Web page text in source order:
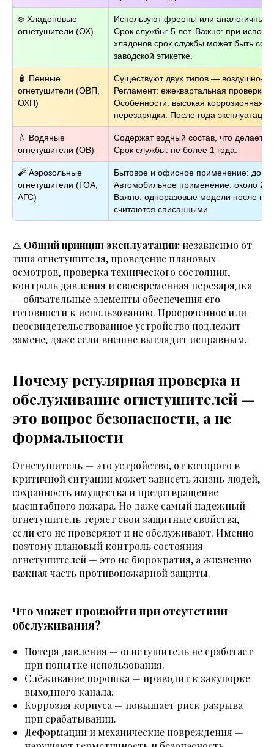
❄️ Хладоновые
огнетушители (ОХ)
Используют фреоны или аналогичные
Срок службы: 5 лет. Важно: при
хладонов срок службы может быть
заводской этикетке.
🧴 Пенные
огнетушители (ОВП,
ОХП)
Существуют двух типов — воздушно-
Регламент: ежеквартальная
Особенности: высокая коррозионная
перезарядки. После года
💧 Водяные
огнетушители (ОВ)
Содержат водный состав, что делает
Срок службы: не более 1 года.
🧨 Аэрозольные
огнетушители (ГОА,
АГС)
Бытовое и офисное применение: до 5
Автомобильное применение: около 2
Важно: одноразовые модели после
считаются списанными.
⚠️ Общий принцип эксплуатации: независимо от
типа огнетушителя, проведение плановых
осмотров, проверка технического состояния,
контроль давления и своевременная перезарядка
— обязательные элементы обеспечения его
готовности к использованию. Просроченное или
неосвидетельствованное устройство подлежит
замене, даже если внешне выглядит исправным.
Почему регулярная проверка и
обслуживание огнетушителей —
это вопрос безопасности, а не
формальности
Огнетушитель — это устройство, от которого в
критичной ситуации может зависеть жизнь людей,
сохранность имущества и предотвращение
масштабного пожара. Но даже самый надежный
огнетушитель теряет свои защитные свойства,
если его не проверяют и не обслуживают. Именно
поэтому плановый контроль состояния
огнетушителей — это не бюрократия, а жизненно
важная часть противопожарной защиты.
Что может произойти при отсутствии
обслуживания?
Потеря давления — огнетушитель не сработает
при попытке использования.
Слёживание порошка — приводит к закупорке
выходного канала.
Коррозия корпуса — повышает риск разрыва
при срабатывании.
Деформации и механические повреждения —